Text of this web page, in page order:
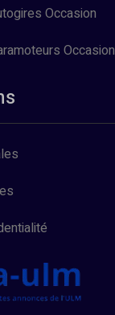
Occasion
Occasion